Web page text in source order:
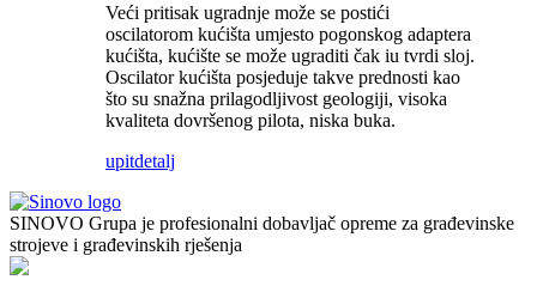
Veći pritisak ugradnje može se postići
oscilatorom kućišta umjesto pogonskog adaptera
kućišta, kućište se može ugraditi čak iu tvrdi sloj.
Oscilator kućišta posjeduje takve prednosti kao
što su snažna prilagodljivost geologiji, visoka
kvaliteta dovršenog pilota, niska buka.
upitdetalj
SINOVO Grupa je profesionalni dobavljač opreme za građevinske
strojeve i građevinskih rješenja